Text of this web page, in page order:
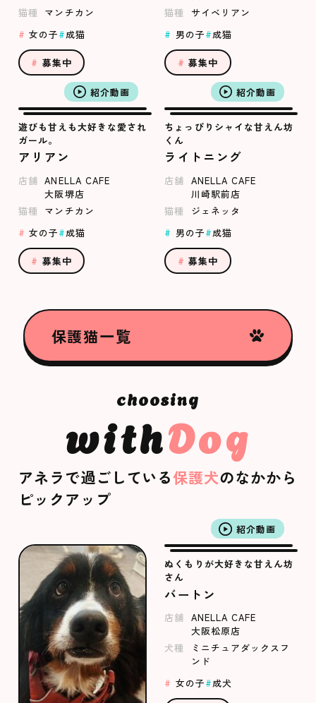
猫種
マンチカン
女の子
成猫
募集中
猫種
サイベリアン
男の子
成猫
募集中
紹介動画
遊びも甘えも大好きな愛され
ガール。
アリアン
店舗 ANELLA CAFE
大阪堺店
猫種
マンチカン
女の子
成猫
募集中
紹介動画
ちょっぴりシャイな甘えん坊
くん
ライトニング
店舗 ANELLA CAFE
川崎駅前店
猫種
ジェネッタ
男の子
成猫
募集中
保護猫一覧
withDog
アネラで過ごしている保護犬のなかから
ピックアップ
紹介動画
ぬくもりが大好きな甘えん坊
さん
バートン
店舗 ANELLA CAFE
大阪松原店
犬種
ミニチュアダックスフ
ンド
女の子
成犬